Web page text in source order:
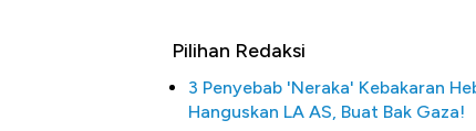
Pilihan Redaksi
3 Penyebab 'Neraka' Kebakaran
Hanguskan LA AS, Buat Bak Gaza!